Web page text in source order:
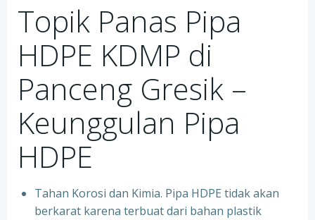
Topik Panas Pipa
HDPE KDMP di
Panceng Gresik –
Keunggulan Pipa
HDPE
Tahan Korosi dan Kimia. Pipa HDPE tidak akan
berkarat karena terbuat dari bahan plastik